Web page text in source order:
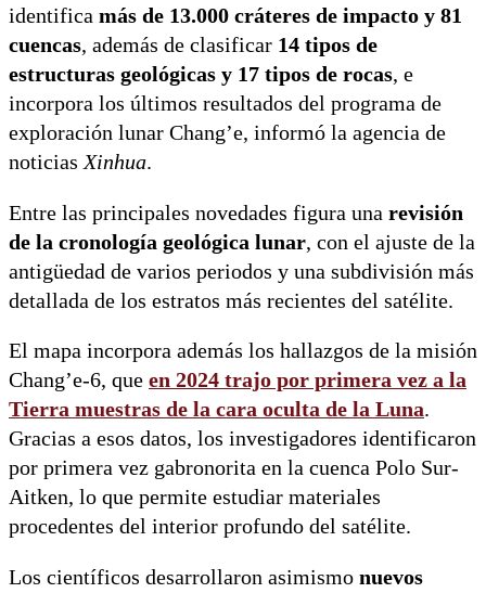
identifica más de 13.000 cráteres de impacto y 81
cuencas, además de clasificar 14 tipos de
estructuras geológicas y 17 tipos de rocas, e
incorpora los últimos resultados del programa de
exploración lunar Chang’e, informó la agencia de
noticias Xinhua.
Entre las principales novedades figura una revisión
de la cronología geológica lunar, con el ajuste de la
antigüedad de varios periodos y una subdivisión más
detallada de los estratos más recientes del satélite.
El mapa incorpora además los hallazgos de la misión
Chang’e-6, que en 2024 trajo por primera vez a la
Tierra muestras de la cara oculta de la Luna.
Gracias a esos datos, los investigadores identificaron
por primera vez gabronorita en la cuenca Polo Sur-
Aitken, lo que permite estudiar materiales
procedentes del interior profundo del satélite.
Los científicos desarrollaron asimismo nuevos